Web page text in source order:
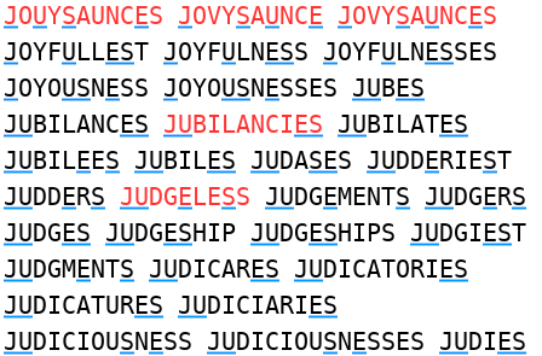
JOUYSAUNCES JOVYSAUNCE JOVYSAUNCES
JOYFULLEST JOYFULNESS JOYFULNESSES
JOYOUSNESS JOYOUSNESSES JUBES
JUBILANCES JUBILANCIES JUBILATES
JUBILEES JUBILES JUDASES JUDDERIEST
JUDDERS JUDGELESS JUDGEMENTS JUDGERS
JUDGES JUDGESHIP JUDGESHIPS JUDGIEST
JUDGMENTS JUDICARES JUDICATORIES
JUDICATURES JUDICIARIES
JUDICIOUSNESS JUDICIOUSNESSES JUDIES